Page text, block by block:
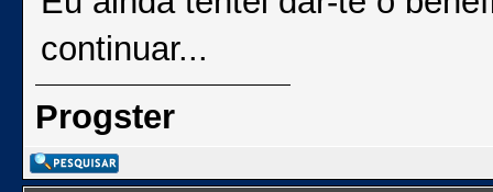
continuar...
Progster